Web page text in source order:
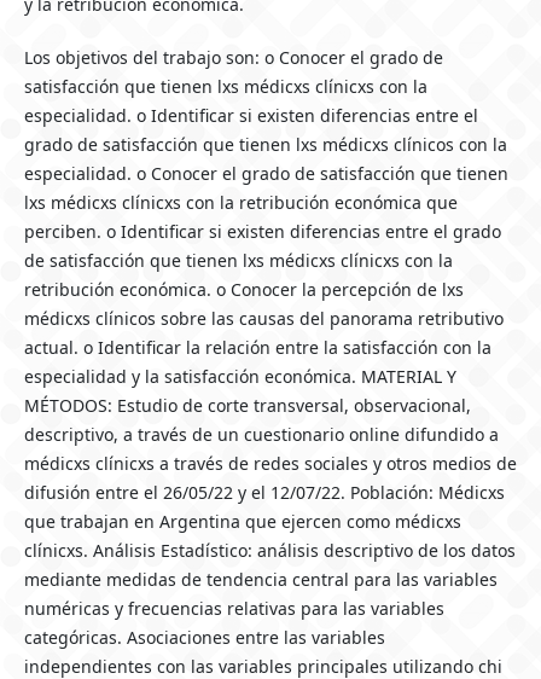
Los objetivos del trabajo son: o Conocer el grado de
satisfacción que tienen lxs médicxs clínicxs con la
especialidad. o Identificar si existen diferencias entre el
grado de satisfacción que tienen lxs médicxs clínicos con la
especialidad. o Conocer el grado de satisfacción que tienen
lxs médicxs clínicxs con la retribución económica que
perciben. o Identificar si existen diferencias entre el grado
de satisfacción que tienen lxs médicxs clínicxs con la
retribución económica. o Conocer la percepción de lxs
médicxs clínicos sobre las causas del panorama retributivo
actual. o Identificar la relación entre la satisfacción con la
especialidad y la satisfacción económica. MATERIAL Y
MÉTODOS: Estudio de corte transversal, observacional,
descriptivo, a través de un cuestionario online difundido a
médicxs clínicxs a través de redes sociales y otros medios de
difusión entre el 26/05/22 y el 12/07/22. Población: Médicxs
que trabajan en Argentina que ejercen como médicxs
clínicxs. Análisis Estadístico: análisis descriptivo de los datos
mediante medidas de tendencia central para las variables
numéricas y frecuencias relativas para las variables
categóricas. Asociaciones entre las variables
independientes con las variables principales utilizando chi